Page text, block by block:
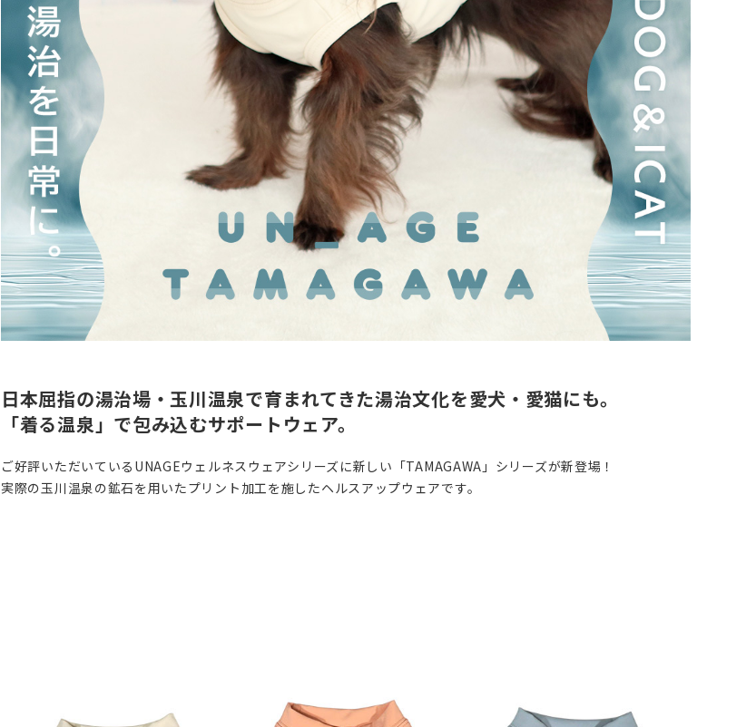
日本屈指の湯治場・玉川温泉で育まれてきた湯治文化を愛犬・愛猫にも。
「着る温泉」で包み込むサポートウェア。
ご好評いただいているUNAGEウェルネスウェアシリーズに新しい「TAMAGAWA」シリーズが新登場！
実際の玉川温泉の鉱石を用いたプリント加工を施したヘルスアップウェアです。